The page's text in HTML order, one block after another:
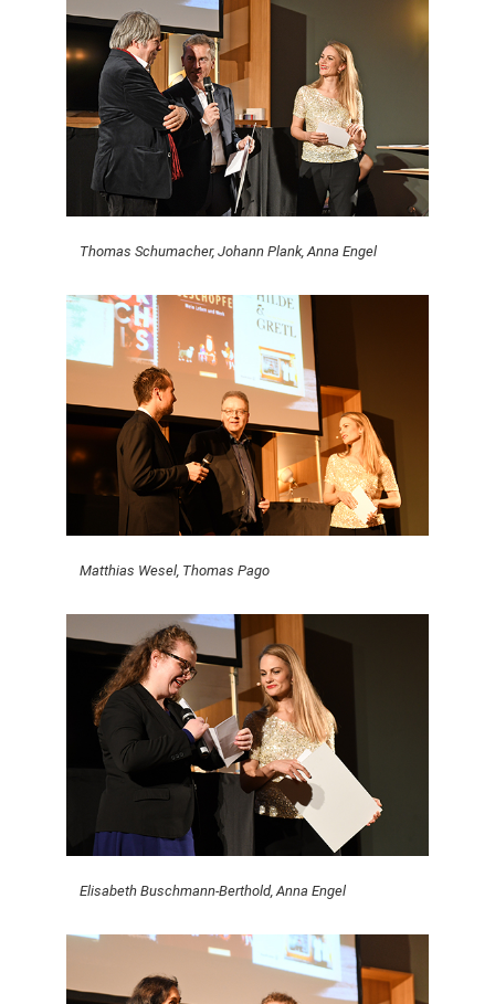
Thomas Schumacher, Johann Plank, Anna Engel
Matthias Wesel, Thomas Pago
Elisabeth Buschmann-Berthold, Anna Engel